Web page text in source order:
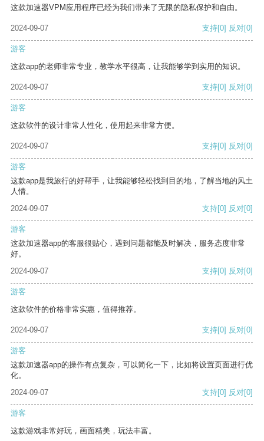
这款加速器VPM应用程序已经为我们带来了无限的隐私保护和自由。
2024-09-07 支持[0] 反对[0]
游客
这款app的老师非常专业，教学水平很高，让我能够学到实用的知识。
2024-09-07 支持[0] 反对[0]
游客
这款软件的设计非常人性化，使用起来非常方便。
2024-09-07 支持[0] 反对[0]
游客
这款app是我旅行的好帮手，让我能够轻松找到目的地，了解当地的风土
人情。
2024-09-07
支持[0] 反对[0]
游客
这款加速器app的客服很贴心，遇到问题都能及时解决，服务态度非常
好。
2024-09-07
支持[0] 反对[0]
游客
这款软件的价格非常实惠，值得推荐。
2024-09-07 支持[0] 反对[0]
游客
这款加速器app的操作有点复杂，可以简化一下，比如将设置页面进行优
化。
2024-09-07
支持[0] 反对[0]
游客
这款游戏非常好玩，画面精美，玩法丰富。